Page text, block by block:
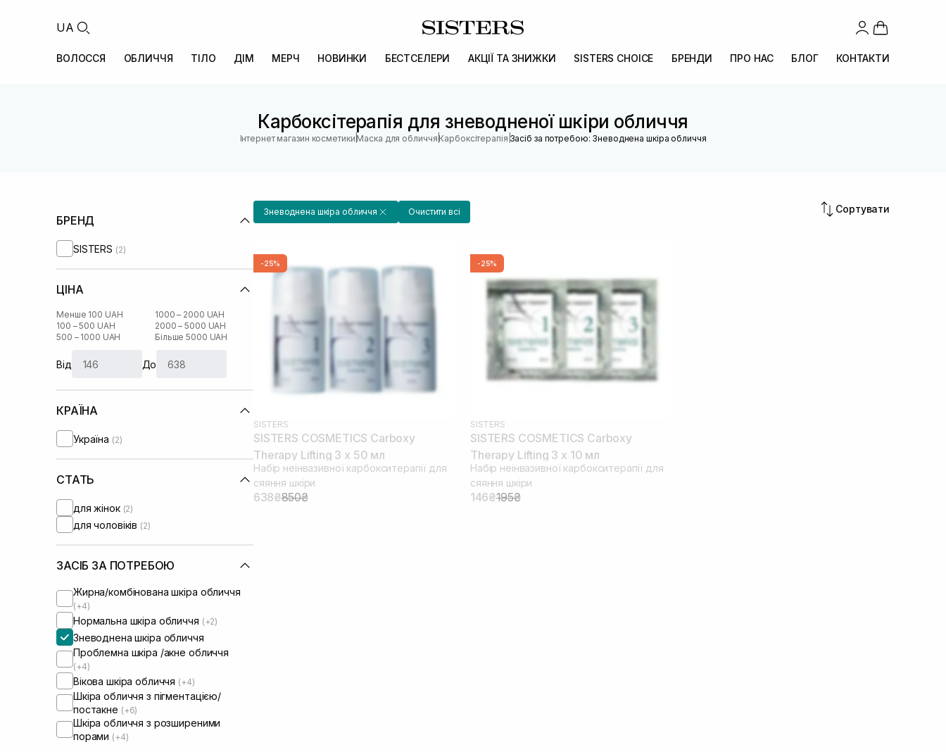
UA
ВОЛОССЯ ОБЛИЧЧЯ ТІЛО ДІМ МЕРЧ НОВИНКИ БЕСТСЕЛЕРИ АКЦІЇ ТА ЗНИЖКИ SISTERS CHOICE БРЕНДИ ПРО НАС БЛОГ КОНТАКТИ
Карбоксітерапія для зневодненої шкіри обличчя
Інтернет магазин косметики |Маска для обличчя |Карбоксітерапія |Засіб за потребою: Зневоднена шкіра обличчя
БРЕНД
SISTERS (2)
ЦІНА
Менше 100 UAH
100 – 500 UAH
500 – 1000 UAH
1000 – 2000 UAH
2000 – 5000 UAH
Більше 5000 UAH
Від До
КРАЇНА
Україна (2)
СТАТЬ
для жінок (2)
для чоловіків (2)
ЗАСІБ ЗА ПОТРЕБОЮ
Жирна/комбінована шкіра обличчя
(+4)
Нормальна шкіра обличчя (+2)
Зневоднена шкіра обличчя
Проблемна шкіра /акне обличчя
(+4)
Вікова шкіра обличчя (+4)
Шкіра обличчя з пігментацією/
постакне (+6)
Шкіра обличчя з розширеними
порами (+4)
Зневоднена шкіра обличчя Очистити всі Сортувати
-25%
SISTERS
SISTERS COSMETICS Carboxy
Therapy Lifting 3 х 50 мл
Набір неінвазивної карбокситерапії для
сяяння шкіри
638₴850₴
-25%
SISTERS
SISTERS COSMETICS Carboxy
Therapy Lifting 3 x 10 мл
Набір неінвазивної карбокситерапії для
сяяння шкіри
146₴195₴